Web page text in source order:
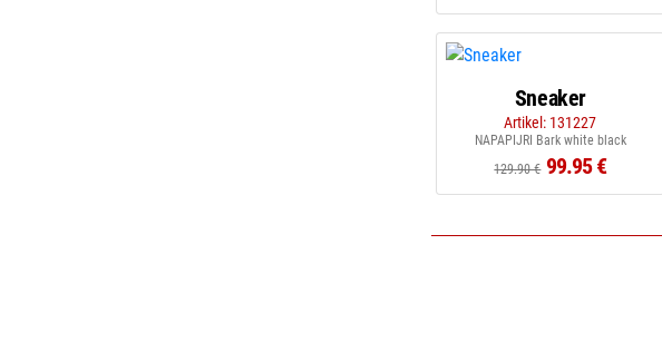
Sneaker
Artikel: 131227
NAPAPIJRI Bark white black
129.90 € 99.95 €